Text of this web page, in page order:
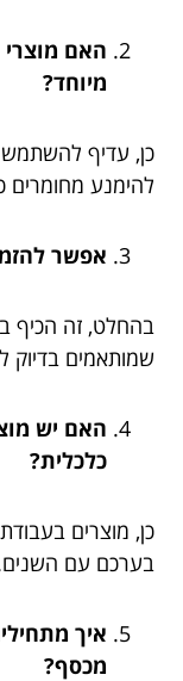
האם מוצרי
מיוחד?
כן, עדיף להשתמש
להימנע מחומרים
אפשר
בהחלט, זה הכיף
שמותאמים
האם יש
כלכלית?
כן, מוצרים
בערכם עם
איך
מכסף?